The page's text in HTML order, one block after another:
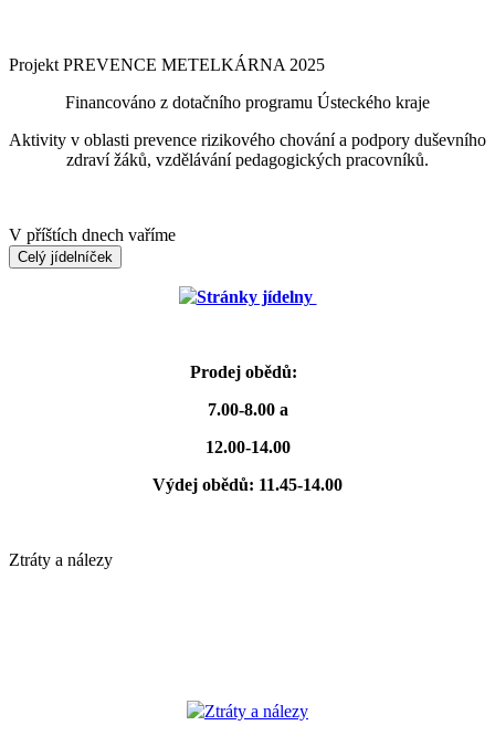
Projekt PREVENCE METELKÁRNA 2025
Financováno z dotačního programu Ústeckého kraje
Aktivity v oblasti prevence rizikového chování a podpory duševního
zdraví žáků, vzdělávání pedagogických pracovníků.
V příštích dnech vaříme
Celý jídelníček
Stránky jídelny
Prodej obědů:
7.00-8.00 a
12.00-14.00
Výdej obědů: 11.45-14.00
Ztráty a nálezy
Ztráty a nálezy